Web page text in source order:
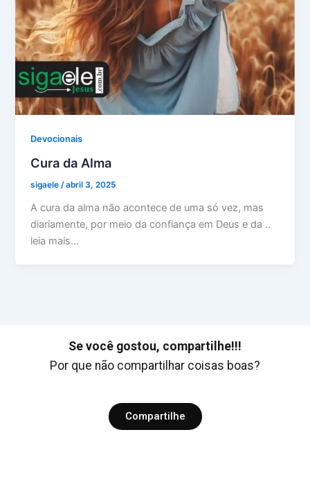
Devocionais
Cura da Alma
sigaele/abril 3, 2025
A cura da alma não acontece de uma só vez, mas
diariamente, por meio da confiança em Deus e da ..
leia mais…
Se você gostou, compartilhe!!!
Por que não compartilhar coisas boas?
Compartilhe